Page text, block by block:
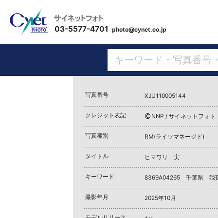
03-5577-4701 photo@cynet.co.jp
写真番号 XJU110005144
クレジット表記 NNP / サイネットフォト
写真種別 RM(ライツマネージド)
タイトル ヒマワリ 実
キーワード 8369A04265 千葉県 我
撮影年月 2025年10月